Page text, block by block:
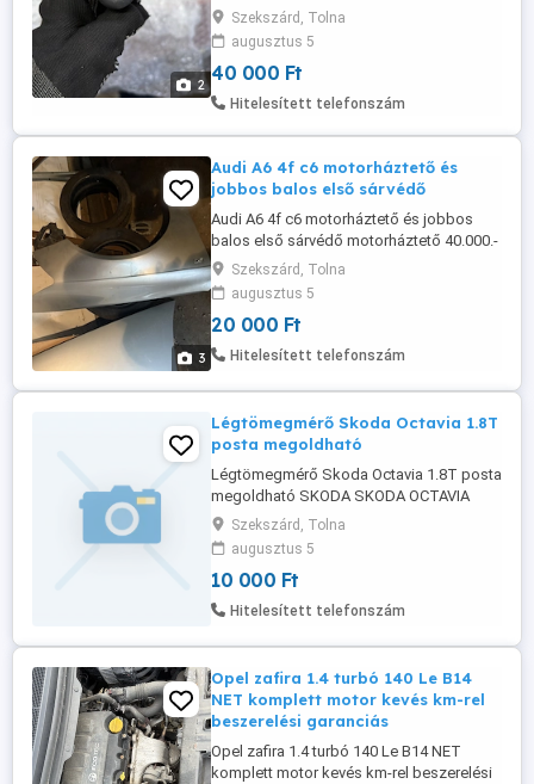
2
9K546-AG beszerelési garanciával posta
megoldható ár db
Szekszárd, Tolna
augusztus 5
40 000 Ft
Hitelesített telefonszám
3
Audi A6 4f c6 motorháztető és
jobbos balos első sárvédő
Audi A6 4f c6 motorháztető és jobbos
balos első sárvédő motorháztető 40.000.-
sárvédő 20.000 db
Szekszárd, Tolna
augusztus 5
20 000 Ft
Hitelesített telefonszám
Légtömegmérő Skoda Octavia 1.8T
posta megoldható
Légtömegmérő Skoda Octavia 1.8T posta
megoldható SKODA SKODA OCTAVIA
1997 - VOLKSWAGEN VW BORA 2000 -
2005 VW GOLF IV 1997 - VW PASSAT 1996
- VW SHARAN 1997 - AUDI AUDI A3 1996 -
AUDI A4 1997 - 2001 AUDI A6 1997 - 2005
SEAT SEAT ALHAMBRA 1997 -
Szekszárd, Tolna
augusztus 5
10 000 Ft
Hitelesített telefonszám
Opel zafira 1.4 turbó 140 Le B14
NET komplett motor kevés km-rel
beszerelési garanciás
Opel zafira 1.4 turbó 140 Le B14 NET
komplett motor kevés km-rel beszerelési